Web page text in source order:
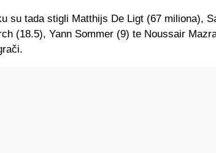
su tada stigli Matthijs De Ligt (67 miliona),
(18.5), Yann Sommer (9) te Noussair